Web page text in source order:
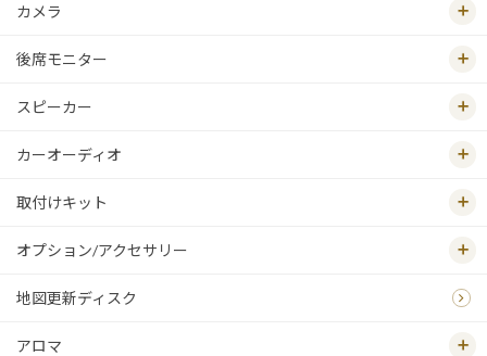
カメラ
後席モニター
スピーカー
カーオーディオ
取付けキット
オプション/アクセサリー
地図更新ディスク
アロマ